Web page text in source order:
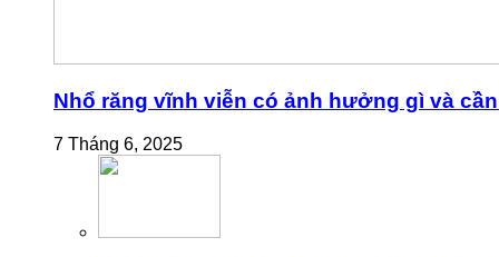
Nhổ răng vĩnh viễn có ảnh hưởng gì và
7 Tháng 6, 2025